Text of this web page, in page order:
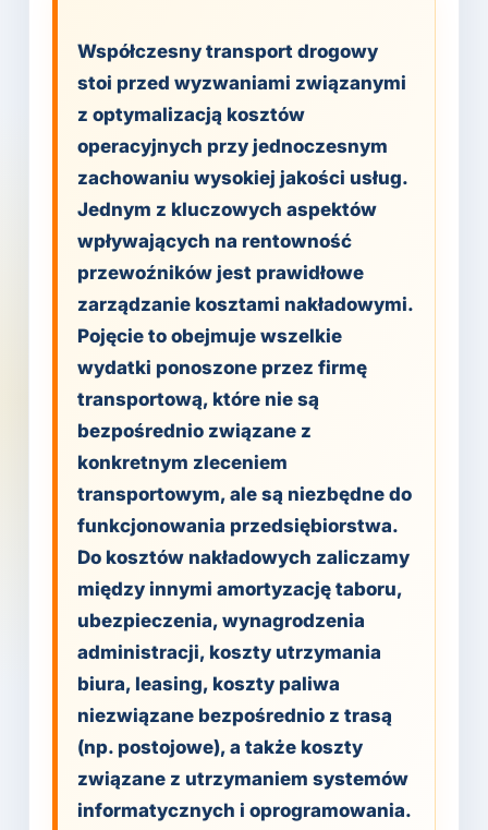
Współczesny transport drogowy
stoi przed wyzwaniami związanymi
z optymalizacją kosztów
operacyjnych przy jednoczesnym
zachowaniu wysokiej jakości usług.
Jednym z kluczowych aspektów
wpływających na rentowność
przewoźników jest prawidłowe
zarządzanie kosztami nakładowymi.
Pojęcie to obejmuje wszelkie
wydatki ponoszone przez firmę
transportową, które nie są
bezpośrednio związane z
konkretnym zleceniem
transportowym, ale są niezbędne do
funkcjonowania przedsiębiorstwa.
Do kosztów nakładowych zaliczamy
między innymi amortyzację taboru,
ubezpieczenia, wynagrodzenia
administracji, koszty utrzymania
biura, leasing, koszty paliwa
niezwiązane bezpośrednio z trasą
(np. postojowe), a także koszty
związane z utrzymaniem systemów
informatycznych i oprogramowania.